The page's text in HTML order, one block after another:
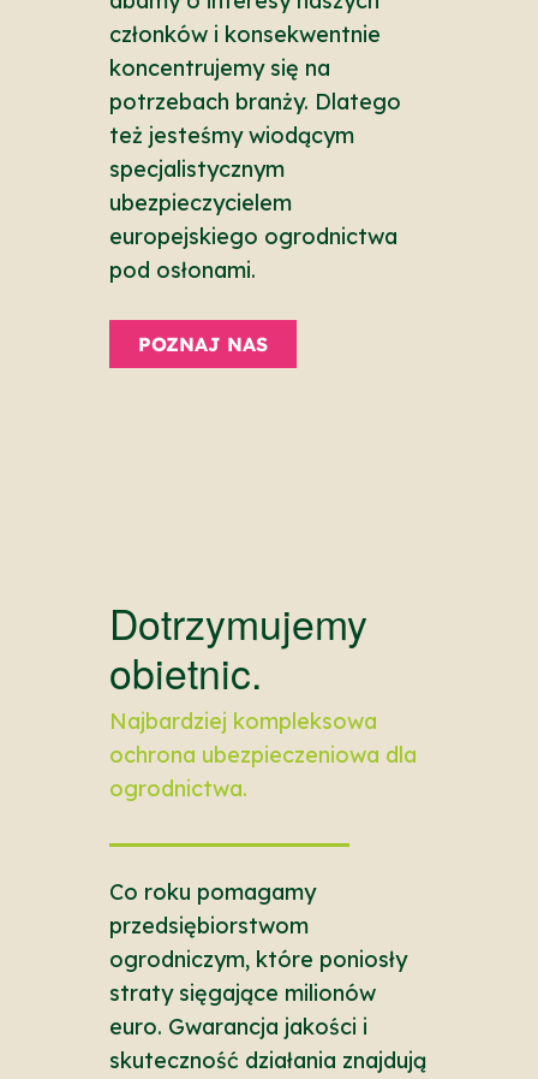
członków i konsekwentnie
koncentrujemy się na
potrzebach branży. Dlatego
też jesteśmy wiodącym
specjalistycznym
ubezpieczycielem
europejskiego ogrodnictwa
pod osłonami.
POZNAJ NAS
Dotrzymujemy
obietnic.
Najbardziej kompleksowa
ochrona ubezpieczeniowa dla
ogrodnictwa.
Co roku pomagamy
przedsiębiorstwom
ogrodniczym, które poniosły
straty sięgające milionów
euro. Gwarancja jakości i
skuteczność działania znajdują